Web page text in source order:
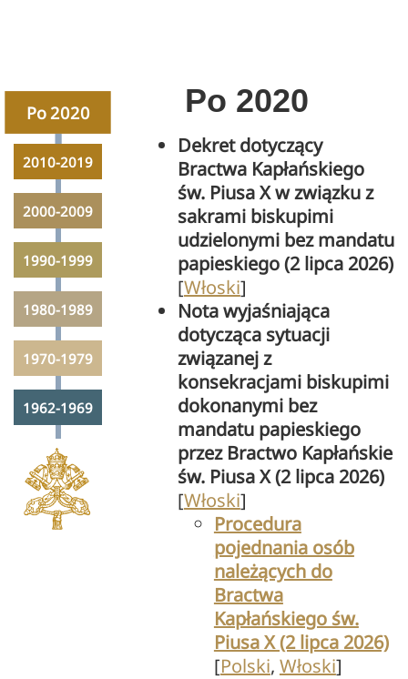
Po 2020
2010-2019
2000-2009
1990-1999
1980-1989
1970-1979
1962-1969
Po 2020
Dekret dotyczący
Bractwa Kapłańskiego
św. Piusa X w związku z
sakrami biskupimi
udzielonymi bez mandatu
papieskiego (2 lipca 2026)
[Włoski]
Nota wyjaśniająca
dotycząca sytuacji
związanej z
konsekracjami biskupimi
dokonanymi bez
mandatu papieskiego
przez Bractwo Kapłańskie
św. Piusa X (2 lipca 2026)
[Włoski]
Procedura
pojednania osób
należących do
Bractwa
Kapłańskiego św.
Piusa X (2 lipca 2026)
[Polski, Włoski]